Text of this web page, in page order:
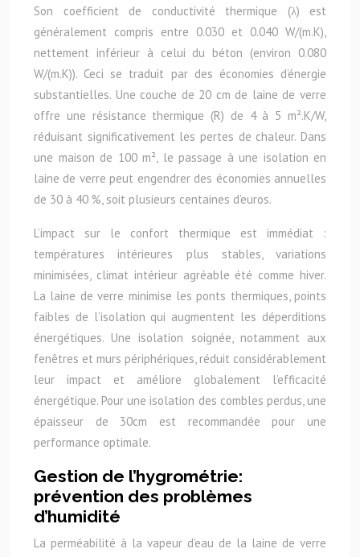
Son coefficient de conductivité thermique (λ) est
généralement compris entre 0.030 et 0.040 W/(m.K),
nettement inférieur à celui du béton (environ 0.080
W/(m.K)). Ceci se traduit par des économies d’énergie
substantielles. Une couche de 20 cm de laine de verre
offre une résistance thermique (R) de 4 à 5 m².K/W,
réduisant significativement les pertes de chaleur. Dans
une maison de 100 m², le passage à une isolation en
laine de verre peut engendrer des économies annuelles
de 30 à 40 %, soit plusieurs centaines d’euros.
L’impact sur le confort thermique est immédiat :
températures intérieures plus stables, variations
minimisées, climat intérieur agréable été comme hiver.
La laine de verre minimise les ponts thermiques, points
faibles de l’isolation qui augmentent les déperditions
énergétiques. Une isolation soignée, notamment aux
fenêtres et murs périphériques, réduit considérablement
leur impact et améliore globalement l’efficacité
énergétique. Pour une isolation des combles perdus, une
épaisseur de 30cm est recommandée pour une
performance optimale.
Gestion de l’hygrométrie:
prévention des problèmes
d’humidité
La perméabilité à la vapeur d’eau de la laine de verre